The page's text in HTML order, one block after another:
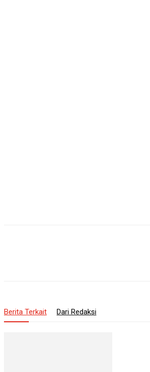
Berita Terkait Dari Redaksi